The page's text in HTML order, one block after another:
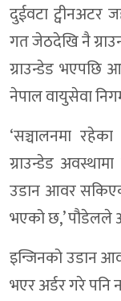
दुईवटा ट्वीनअटर
गत जेठदेखि नै
ग्राउन्डेड भएपछि
नेपाल वायुसेवा
‘सञ्चालनमा
ग्राउन्डेड
उडान आवर
भएको छ,’
इन्जिनको उडान
भएर अर्डर गरे